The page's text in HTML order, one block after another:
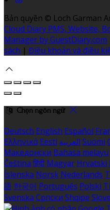
Bản quyền © Loch Garman
Cloud Diary PMS, Website,
Manager by GuestDiary.com
sách | Điều khoản và điều
Chọn ngôn ngữ
Deutsch English Español
Ελληνικά Eesti العربية Suomi
Македонски Bahasa melayu
Čeština हिंदी Magyar Hrvatski
Íslenska Norsk Nederlands
語 한국어 Português Polski
Svenska Српски Shqipe